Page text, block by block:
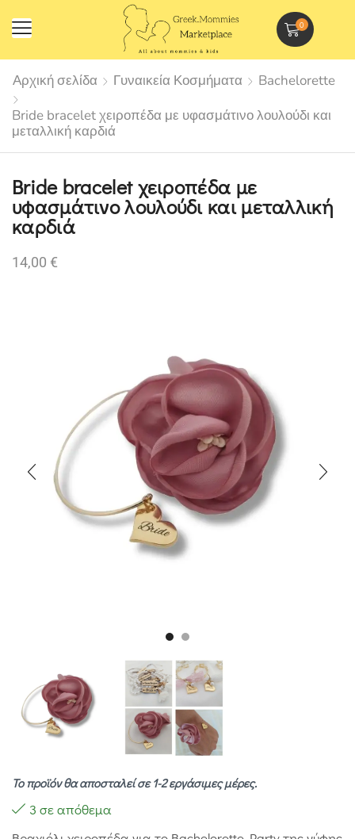
0
Αρχική σελίδα Γυναικεία Κοσμήματα
Bachelorette
Bride bracelet χειροπέδα με υφασμάτινο λουλούδι και
μεταλλική καρδιά
Bride bracelet χειροπέδα με
υφασμάτινο λουλούδι και μεταλλική
καρδιά
14,00 €
Το προϊόν θα αποσταλεί σε 1-2 εργάσιμες μέρες.
3 σε απόθεμα